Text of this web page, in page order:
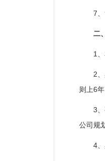
7
二
1
2
则上6
3
公司规
4